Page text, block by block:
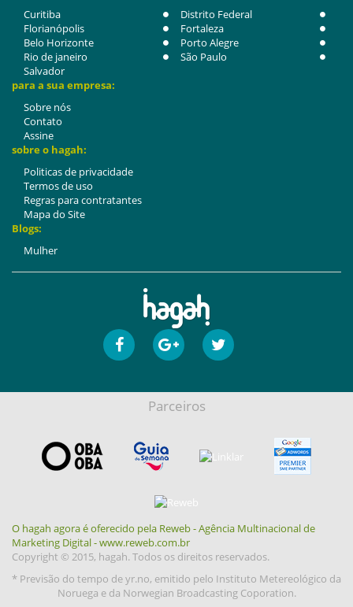
Curitiba
Distrito Federal
Florianópolis
Fortaleza
Belo Horizonte
Porto Alegre
Rio de janeiro
São Paulo
Salvador
para a sua empresa:
Sobre nós
Contato
Assine
sobre o hagah:
Politicas de privacidade
Termos de uso
Regras para contratantes
Mapa do Site
Blogs:
Mulher
Parceiros
O hagah agora é oferecido pela Reweb - Agência Multinacional de
Marketing Digital - www.reweb.com.br
Copyright © 2015, hagah. Todos os direitos reservados.
* Previsão do tempo de yr.no, emitido pelo Instituto Metereológico da
Noruega e da Norwegian Broadcasting Coporation.